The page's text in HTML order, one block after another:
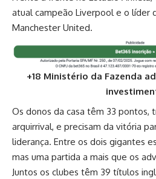
atual campeão Liverpool e o líder
Manchester United.
+18 Ministério da Fazenda
Os donos da casa têm 33 pontos,
arquirrival, e precisam da vitória
liderança. Entre os dois gigantes
mas uma partida a mais que os
Juntos os clubes têm 39 títulos